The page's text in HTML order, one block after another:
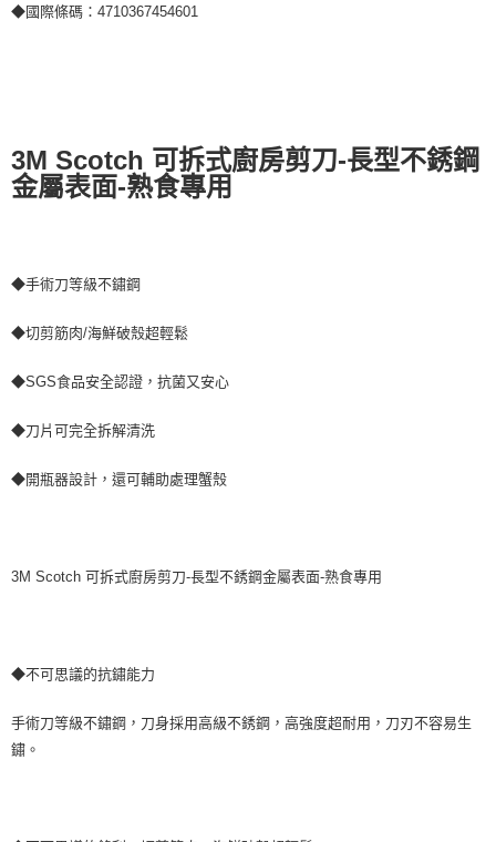
◆國際條碼：4710367454601
3M Scotch 可拆式廚房剪刀-長型不銹鋼
金屬表面-熟食專用
◆手術刀等級不鏽鋼
◆切剪筋肉/海鮮破殼超輕鬆
◆SGS食品安全認證，抗菌又安心
◆刀片可完全拆解清洗
◆開瓶器設計，還可輔助處理蟹殼
3M Scotch 可拆式廚房剪刀-長型不銹鋼金屬表面-熟食專用
◆不可思議的抗鏽能力
手術刀等級不鏽鋼，刀身採用高級不銹鋼，高強度超耐用，刀刃不容易生
鏽。